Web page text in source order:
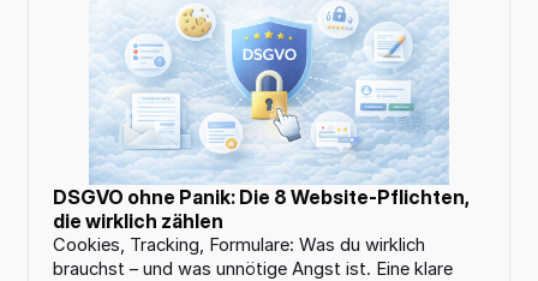
Leistungen 02
Referenzen 03
Projekte 03
Lösungen 04
Über
uns
Über
uns
DSGVO ohne Panik: Die 8 Website-Pflichten,
die wirklich zählen
Cookies, Tracking, Formulare: Was du wirklich
brauchst – und was unnötige Angst ist. Eine klare